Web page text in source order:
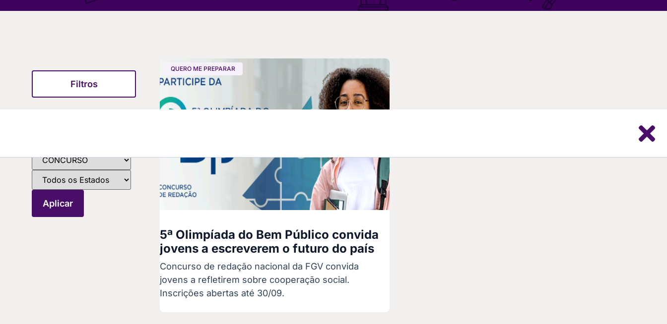
Filtros
QUERO ME PREPARAR
5ª Olimpíada do Bem Público convida
jovens a escreverem o futuro do país
Concurso de redação nacional da FGV convida
jovens a refletirem sobre cooperação social.
Inscrições abertas até 30/09.